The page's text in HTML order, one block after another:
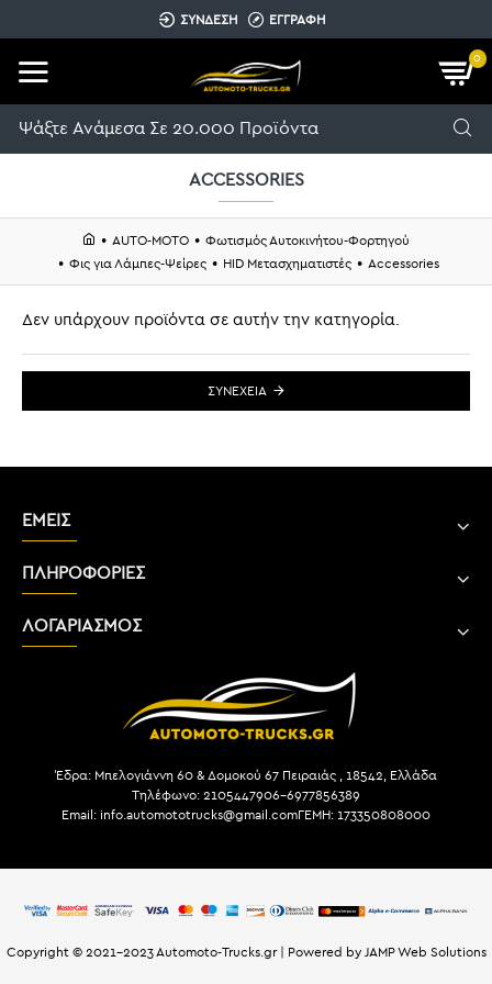
ΣΥΝΔΕΣΗ ΕΓΓΡΑΦΗ
0
AUTO-MOTO
Φωτισμός Αυτοκινήτου-Φορτηγού
Φις για Λάμπες-Ψείρες
HID Μετασχηματιστές Accessories
ACCESSORIES
Δεν υπάρχουν προϊόντα σε αυτήν την κατηγορία.
ΣΥΝΈΧΕΙΑ
ΕΜΕΙΣ
ΠΛΗΡΟΦΟΡΙΕΣ
ΛΟΓΑΡΙΑΣΜΟΣ
Έδρα: Μπελογιάννη 60 & Δομοκού 67 Πειραιάς , 18542, Ελλάδα
Τηλέφωνο: 2105447906-6977856389
Email: info.automototrucks@gmail.comΓΕΜΗ: 173350808000
Copyright © 2021-2023 Automoto-Trucks.gr | Powered by JAMP Web Solutions